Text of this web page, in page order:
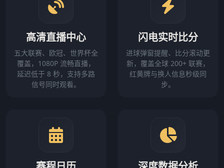
高清直播中心
五大联赛、欧冠、世界杯全
覆盖，1080P 流畅直播，
延迟低于 8 秒，支持多路
信号同时观看。
闪电实时比分
进球弹窗提醒、比分滚动更
新，覆盖全球 200+ 联赛，
红黄牌与换人信息秒级同
步。